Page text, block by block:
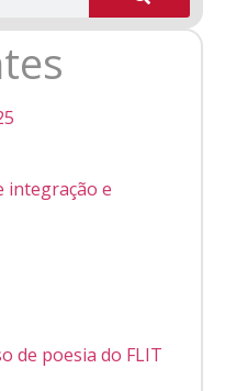
integração e
de poesia do FLIT